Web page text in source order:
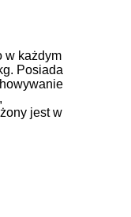
w każdym
Posiada
jest w